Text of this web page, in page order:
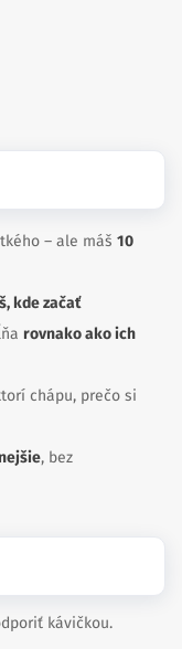
– ale máš 10
kde začať
rovnako ako ich
chápu, prečo si
, bez
kávičkou.